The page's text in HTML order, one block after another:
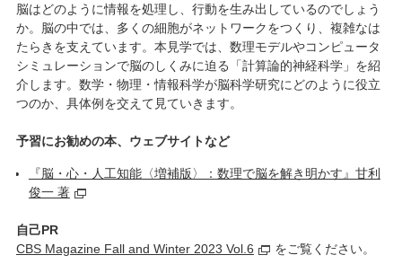
脳はどのように情報を処理し、行動を生み出しているのでしょう
か。脳の中では、多くの細胞がネットワークをつくり、複雑なは
たらきを支えています。本見学では、数理モデルやコンピュータ
シミュレーションで脳のしくみに迫る「計算論的神経科学」を紹
介します。数学・物理・情報科学が脳科学研究にどのように役立
つのか、具体例を交えて見ていきます。
予習にお勧めの本、ウェブサイトなど
『脳・心・人工知能〈増補版〉：数理で脳を解き明かす』甘利
俊一 著
自己PR
CBS Magazine Fall and Winter 2023 Vol.6
をご覧ください。